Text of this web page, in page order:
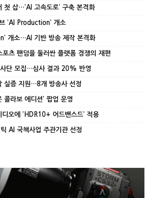
첫 삽…‘AI 고속도로’ 구축 본격화
‘AI Production’ 개소
개소…AI 기반 방송 제작 본격화
포츠 팬덤을 둘러싼 플랫폼 경쟁의 재편
사단 모집…심사 결과 20% 반영
실증 지원…8개 방송사 선정
콜라보 에디션’ 팝업 운영
오에 ‘HDR10+ 어드밴스드’ 적용
AI 국책사업 주관기관 선정